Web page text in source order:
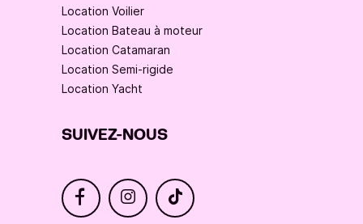
Location Voilier
Location Bateau à moteur
Location Catamaran
Location Semi-rigide
Location Yacht
SUIVEZ-NOUS